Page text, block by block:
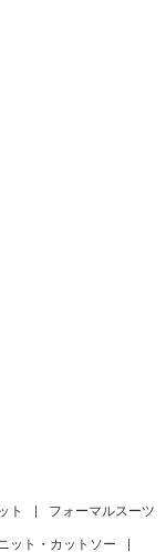
ト フォーマルスーツ
ニット・カットソー